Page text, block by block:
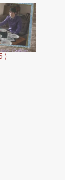
)